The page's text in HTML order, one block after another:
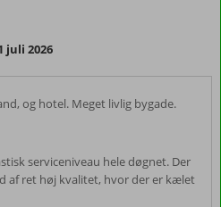
juli 2026
og hotel. Meget livlig bygade.
serviceniveau hele døgnet. Der
af ret høj kvalitet, hvor der er kælet